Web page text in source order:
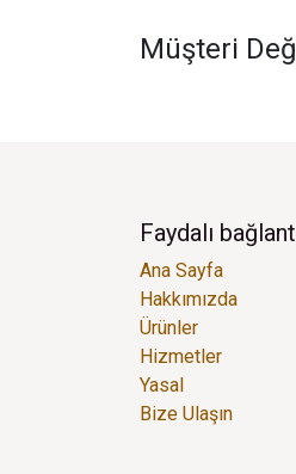
Müşteri
Faydalı
Ana Sayfa
Hakkımızda
Ürünler
Hizmetler
Yasal
Bize Ulaşın